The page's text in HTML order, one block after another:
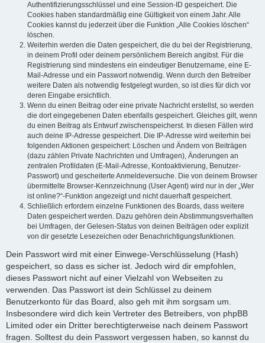
Authentifizierungsschlüssel und eine Session-ID gespeichert. Die
Cookies haben standardmäßig eine Gültigkeit von einem Jahr. Alle
Cookies kannst du jederzeit über die Funktion „Alle Cookies löschen“
löschen.
Weiterhin werden die Daten gespeichert, die du bei der Registrierung,
in deinem Profil oder deinem persönlichem Bereich angibst. Für die
Registrierung sind mindestens ein eindeutiger Benutzername, eine E-
Mail-Adresse und ein Passwort notwendig. Wenn durch den Betreiber
weitere Daten als notwendig festgelegt wurden, so ist dies für dich vor
deren Eingabe ersichtlich.
Wenn du einen Beitrag oder eine private Nachricht erstellst, so werden
die dort eingegebenen Daten ebenfalls gespeichert. Gleiches gilt, wenn
du einen Beitrag als Entwurf zwischenspeicherst. In diesen Fällen wird
auch deine IP-Adresse gespeichert. Die IP-Adresse wird weiterhin bei
folgenden Aktionen gespeichert: Löschen und Ändern von Beiträgen
(dazu zählen Private Nachrichten und Umfragen), Änderungen an
zentralen Profildaten (E-Mail-Adresse, Kontoaktivierung, Benutzer-
Passwort) und gescheiterte Anmeldeversuche. Die von deinem Browser
übermittelte Browser-Kennzeichnung (User Agent) wird nur in der „Wer
ist online?“-Funktion angezeigt und nicht dauerhaft gespeichert.
Schließlich erfordern einzelne Funktionen des Boards, dass weitere
Daten gespeichert werden. Dazu gehören dein Abstimmungsverhalten
bei Umfragen, der Gelesen-Status von deinen Beiträgen oder explizit
von dir gesetzte Lesezeichen oder Benachrichtigungsfunktionen.
Dein Passwort wird mit einer Einwege-Verschlüsselung (Hash)
gespeichert, so dass es sicher ist. Jedoch wird dir empfohlen,
dieses Passwort nicht auf einer Vielzahl von Webseiten zu
verwenden. Das Passwort ist dein Schlüssel zu deinem
Benutzerkonto für das Board, also geh mit ihm sorgsam um.
Insbesondere wird dich kein Vertreter des Betreibers, von phpBB
Limited oder ein Dritter berechtigterweise nach deinem Passwort
fragen. Solltest du dein Passwort vergessen haben, so kannst du